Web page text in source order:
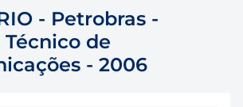
- Petrobras -
de
- 2006